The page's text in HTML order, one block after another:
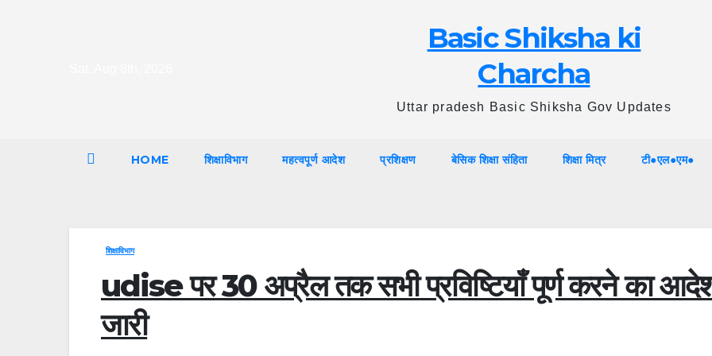
Basic Shiksha ki
Charcha
Uttar pradesh Basic Shiksha Gov Updates
HOME शिक्षाविभाग महत्वपूर्ण आदेश प्रशिक्षण बेसिक शिक्षा संहिता शिक्षा मित्र टी●एल●एम●
शिक्षाविभाग
udise पर 30 अप्रैल तक सभी प्रविष्टियाँ पूर्ण करने का
जारी